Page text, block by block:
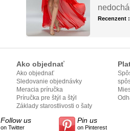
Recenzent
Ako objednať
Ako objednať
Sledovanie objednávky
Meracia príručka
Príručka pre štýl a štýl
Základy starostlivosti o šaty
Follow us
on Twitter
Pin us
on Pinterest